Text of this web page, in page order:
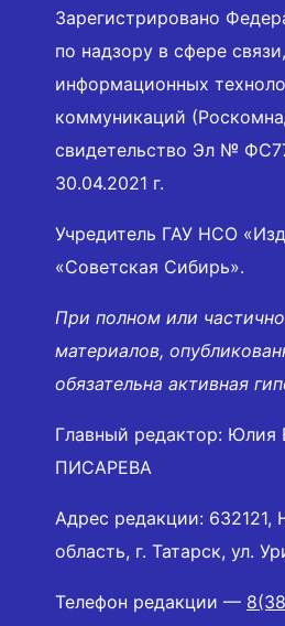
Зарегистрировано
по надзору в сфере связи,
информационных
коммуникаций
свидетельство Эл №
30.04.2021 г.
Учредитель ГАУ НСО
«Советская Сибирь».
При полном или
материалов,
обязательна активная
Главный редактор: Юлия
ПИСАРЕВА
Адрес редакции: 632121,
область, г. Татарск, ул.
Телефон редакции —